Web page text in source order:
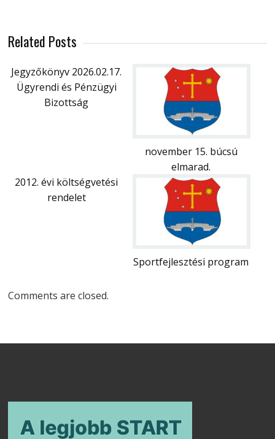
Related Posts
Jegyzőkönyv 2026.02.17.
Ügyrendi és Pénzügyi
Bizottság
november 15. búcsú
elmarad.
2012. évi költségvetési
rendelet
Sportfejlesztési program
Comments are closed.